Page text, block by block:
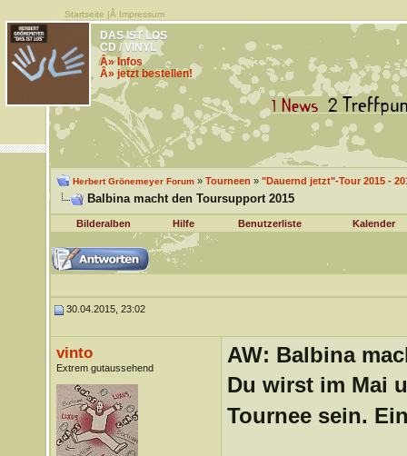
Startseite |Â Impressum
DAS IST LOS
CD / VINYL
Â» Infos
Â» jetzt bestellen!
Herbert Grönemeyer Forum» Tourneen » "Dauernd jetzt"-Tour 2015 -
Balbina macht den Toursupport 2015
Bilderalben Hilfe Benutzerliste Kalender
30.04.2015, 23:02
vinto
Extrem gutaussehend
AW: Balbina
Du wirst im Mai
Tournee sein.